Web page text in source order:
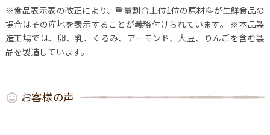
※食品表示表の改正により、重量割合上位1位の原材料が生鮮食品の
場合はその産地を表示することが義務付けられています。 ※本品製
造工場では、卵、乳、くるみ、アーモンド、大豆、りんごを含む製
品を製造しています。
お客様の声